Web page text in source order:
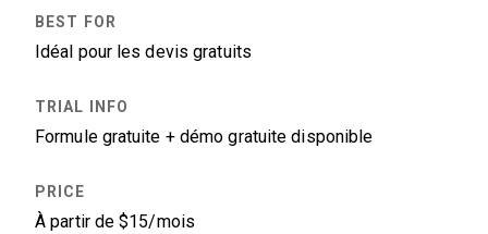
Idéal pour les devis gratuits
Formule gratuite + démo gratuite disponible
À partir de $15/mois